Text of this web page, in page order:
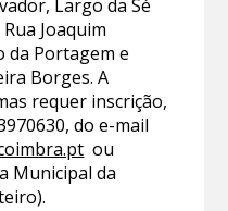
Largo da Sé
Joaquim
da Portagem e
Borges. A
requer inscrição,
do e-mail
ou
Municipal da